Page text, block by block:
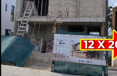
Tipo de obra